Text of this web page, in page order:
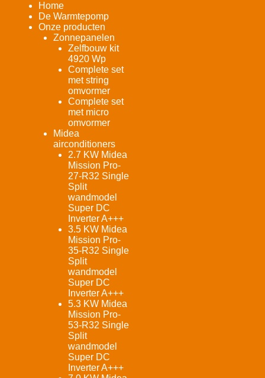
Home
De Warmtepomp
Onze producten
Zonnepanelen
Zelfbouw kit
4920 Wp
Complete set
met string
omvormer
Complete set
met micro
omvormer
Midea
airconditioners
2.7 KW Midea
Mission Pro-
27-R32 Single
Split
wandmodel
Super DC
Inverter A+++
3.5 KW Midea
Mission Pro-
35-R32 Single
Split
wandmodel
Super DC
Inverter A+++
5.3 KW Midea
Mission Pro-
53-R32 Single
Split
wandmodel
Super DC
Inverter A+++